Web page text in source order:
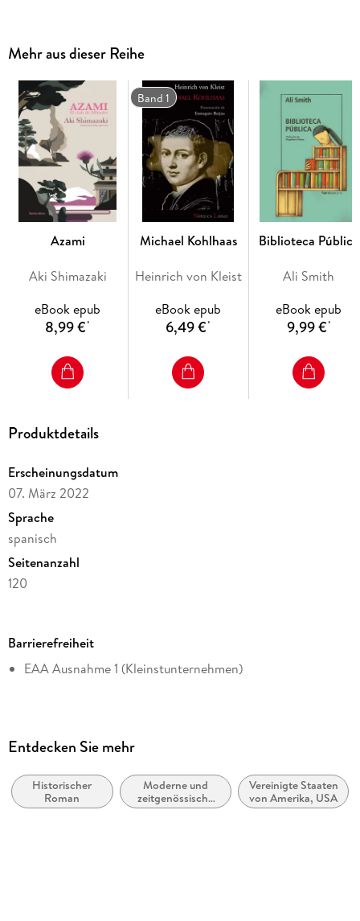
Publicada en 1969, esta hermosísima obra del premio Pulitzer
N. Scott Momaday es la evocación de un paisaje
incomparable, y nos adentra en los mitos, leyendas e historia
de la cultura kiowa.
Mehr aus dieser Reihe
Azami
Aki Shimazaki
eBook epub
8,99 €*
Band 1
Michael Kohlhaas
Heinrich von Kleist
eBook epub
6,49 €*
Biblioteca Pública
Ali Smith
eBook epub
9,99 €*
Produktdetails
Erscheinungsdatum
07. März 2022
Sprache
spanisch
Seitenanzahl
120
Reihe
Otras Latitudes
Übersetzung
Verlag/Hersteller
Nórdica Libros
Barrierefreiheit
EAA Ausnahme 1 (Kleinstunternehmen)
Entdecken Sie mehr
Historischer
Roman
Moderne und
zeitgenössische
Belletristik:
Vereinigte Staaten
von Amerika, USA